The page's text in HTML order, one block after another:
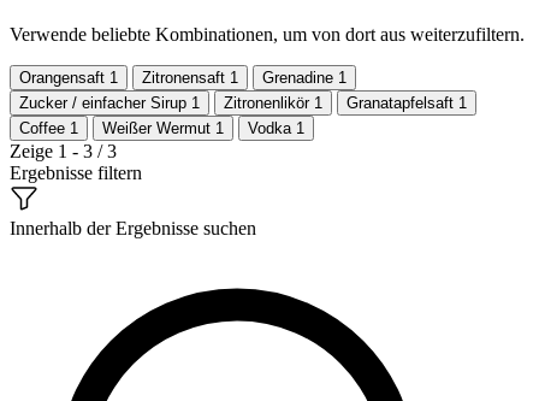
Verwende beliebte Kombinationen, um von dort aus weiterzufiltern.
Orangensaft 1 Zitronensaft 1 Grenadine 1
Zucker / einfacher Sirup 1 Zitronenlikör 1 Granatapfelsaft 1
Coffee 1 Weißer Wermut 1 Vodka 1
Zeige 1 - 3 / 3
Ergebnisse filtern
Innerhalb der Ergebnisse suchen